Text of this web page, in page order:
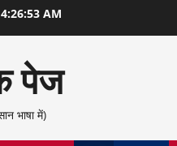
4:26:54 AM
पेज
भाषा में)